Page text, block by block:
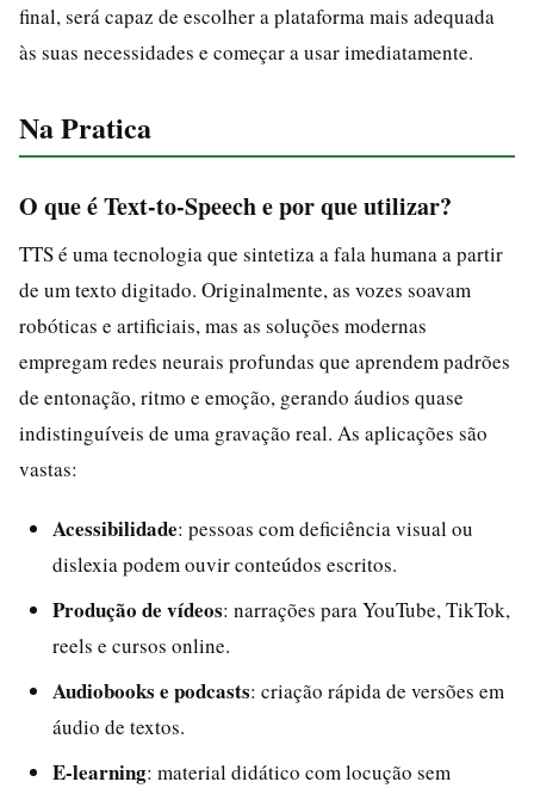
final, será capaz de escolher a plataforma mais adequada
às suas necessidades e começar a usar imediatamente.
Na Pratica
O que é Text-to-Speech e por que utilizar?
TTS é uma tecnologia que sintetiza a fala humana a partir
de um texto digitado. Originalmente, as vozes soavam
robóticas e artificiais, mas as soluções modernas
empregam redes neurais profundas que aprendem padrões
de entonação, ritmo e emoção, gerando áudios quase
indistinguíveis de uma gravação real. As aplicações são
vastas:
Acessibilidade: pessoas com deficiência visual ou
dislexia podem ouvir conteúdos escritos.
Produção de vídeos: narrações para YouTube, TikTok,
reels e cursos online.
Audiobooks e podcasts: criação rápida de versões em
áudio de textos.
E-learning: material didático com locução sem